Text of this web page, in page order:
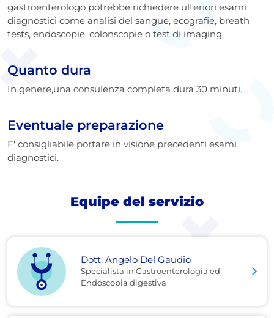
gastroenterologo potrebbe richiedere ulteriori esami
diagnostici come analisi del sangue, ecografie, breath
tests, endoscopie, colonscopie o test di imaging.
Quanto dura
In genere,una consulenza completa dura 30 minuti.
Eventuale preparazione
E' consigliabile portare in visione precedenti esami
diagnostici.
Equipe del servizio
Dott. Angelo Del Gaudio
Specialista in Gastroenterologia ed
Endoscopia digestiva